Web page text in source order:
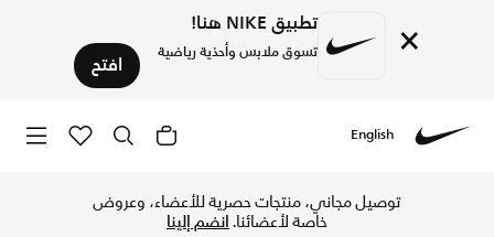
× تطبيق NIKE هنا!
تسوق ملابس وأحذية رياضية افتح
English
توصيل مجاني، منتجات حصرية للأعضاء، وعروض
خاصة لأعضائنا.انضم إلينا